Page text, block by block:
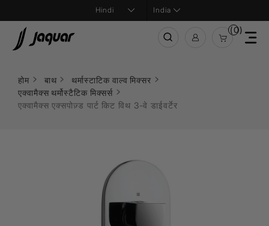
India
(0)
होम बाथ
थर्मास्टाटिक वाल्व मिक्सर
एक्वामैक्स थर्मोस्टैटिक मिक्सर्स
एक्वामैक्स एक्सपोज़्ड पार्ट किट विथ 3-वे डाईवर्टेर